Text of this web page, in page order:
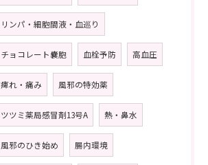
リンパ・細胞間液・血巡り
チョコレート嚢胞 血栓予防 高血圧
痺れ・痛み 風邪の特効薬
ツツミ薬局感冒剤13号A 熱・鼻水
風邪のひき始め 腸内環境